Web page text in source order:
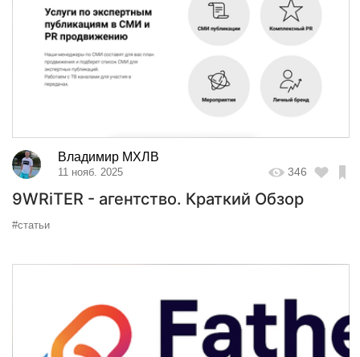
Владимир МХЛВ
11 нояб. 2025 346
9WRiTER - агентство. Краткий Обзор
#статьи